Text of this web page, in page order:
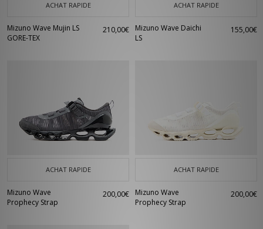
ACHAT RAPIDE
Mizuno Wave Mujin LS
GORE-TEX
210,00€
ACHAT RAPIDE
Mizuno Wave Daichi
LS
155,00€
ACHAT RAPIDE
Mizuno Wave
Prophecy Strap
200,00€
ACHAT RAPIDE
Mizuno Wave
Prophecy Strap
200,00€